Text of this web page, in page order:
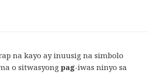
na kayo ay inuusig na simbolo
o sitwasyongpag-iwas ninyo sa